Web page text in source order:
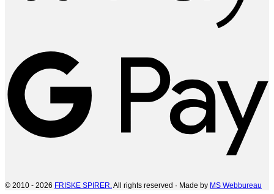
© 2010 - 2026 FRISKE SPIRER.All rights reserved · Made by MS Webbureau